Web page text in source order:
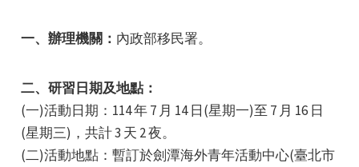
一、辦理機關： 內政部移民署。
二、研習日期及地點：
(一)活動日期：114 年 7 月 14 日(星期一)至 7 月 16 日
(星期三)，共計 3 天 2 夜。
(二)活動地點：暫訂於劍潭海外青年活動中心(臺北市